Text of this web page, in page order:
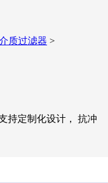
质过滤器 >
持定制化设计， 抗冲